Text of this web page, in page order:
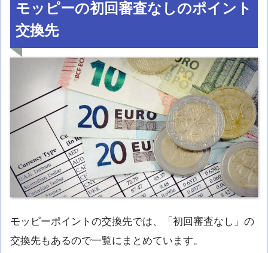
モッピーの初回審査なしのポイント
交換先
モッピーポイントの交換先では、「初回審査なし」の
交換先もあるので一覧にまとめています。